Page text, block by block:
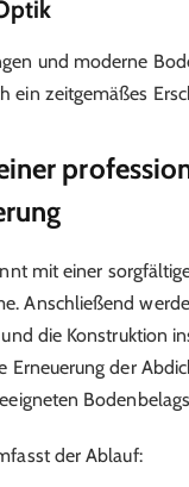
und moderne
ein zeitgemäßes
mit einer
Anschließend
die Konstruktion
Erneuerung der
der Ablauf: